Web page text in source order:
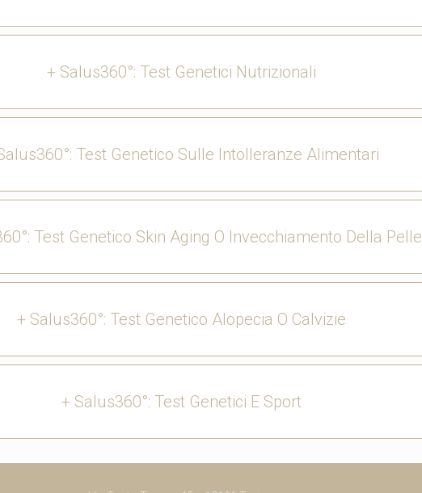
+ Salus360°: Test Genetici Nutrizionali
Test Genetico Sulle Intolleranze Alimentari
Test Genetico Skin Aging O Invecchiamento Della Pelle
+ Salus360°: Test Genetico Alopecia O Calvizie
+ Salus360°: Test Genetici E Sport